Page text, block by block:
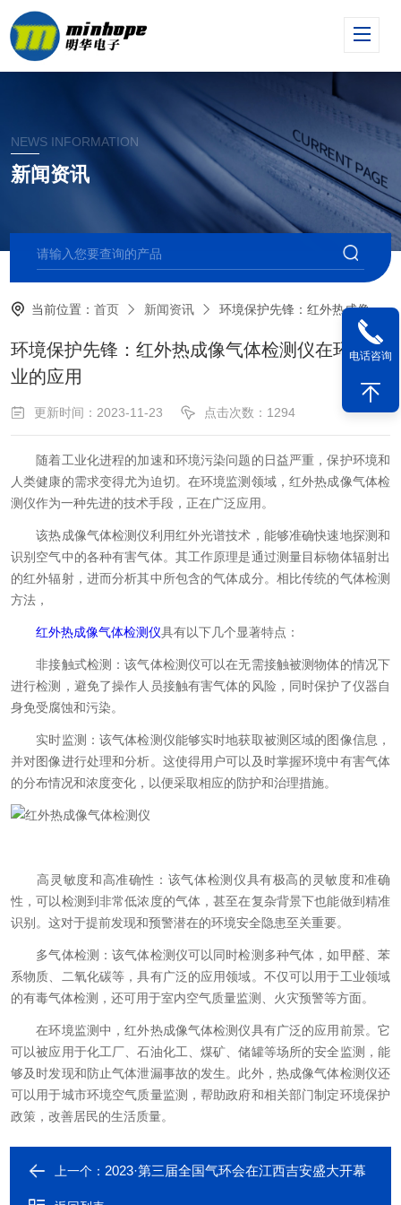
NEWS INFORMATION
新闻资讯
当前位置：首页 新闻资讯 环境保护先锋：红外热成像气体检测仪在环保行业的应用
环境保护先锋：红外热成像气体检测仪在环保行
业的应用
更新时间：2023-11-23 点击次数：1294
随着工业化进程的加速和环境污染问题的日益严重，保护环境和
人类健康的需求变得尤为迫切。在环境监测领域，红外热成像气体检
测仪作为一种先进的技术手段，正在广泛应用。
该热成像气体检测仪利用红外光谱技术，能够准确快速地探测和
识别空气中的各种有害气体。其工作原理是通过测量目标物体辐射出
的红外辐射，进而分析其中所包含的气体成分。相比传统的气体检测
方法，
红外热成像气体检测仪具有以下几个显著特点：
非接触式检测：该气体检测仪可以在无需接触被测物体的情况下
进行检测，避免了操作人员接触有害气体的风险，同时保护了仪器自
身免受腐蚀和污染。
实时监测：该气体检测仪能够实时地获取被测区域的图像信息，
并对图像进行处理和分析。这使得用户可以及时掌握环境中有害气体
的分布情况和浓度变化，以便采取相应的防护和治理措施。
高灵敏度和高准确性：该气体检测仪具有极高的灵敏度和准确
性，可以检测到非常低浓度的气体，甚至在复杂背景下也能做到精准
识别。这对于提前发现和预警潜在的环境安全隐患至关重要。
多气体检测：该气体检测仪可以同时检测多种气体，如甲醛、苯
系物质、二氧化碳等，具有广泛的应用领域。不仅可以用于工业领域
的有毒气体检测，还可用于室内空气质量监测、火灾预警等方面。
在环境监测中，红外热成像气体检测仪具有广泛的应用前景。它
可以被应用于化工厂、石油化工、煤矿、储罐等场所的安全监测，能
够及时发现和防止气体泄漏事故的发生。此外，热成像气体检测仪还
可以用于城市环境空气质量监测，帮助政府和相关部门制定环境保护
政策，改善居民的生活质量。
上一个： 2023·第三届全国气环会在江西吉安盛大开幕
电话咨询